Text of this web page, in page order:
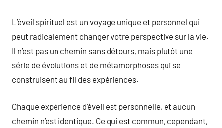
L’éveil spirituel est un voyage unique et personnel qui
peut radicalement changer votre perspective sur la vie.
Il n’est pas un chemin sans détours, mais plutôt une
série de évolutions et de métamorphoses qui se
construisent au fil des expériences.
Chaque expérience d’éveil est personnelle, et aucun
chemin n’est identique. Ce qui est commun, cependant,